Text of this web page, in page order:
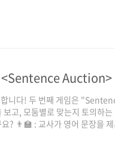
<Sentence Auction>
니다! 두 번째 게임은
고, 모둠별로 맞는지 토의하는
? 👨‍🏫 : 교사가 영어 문장을
이 좋아할 것 같은 bgm으로 신